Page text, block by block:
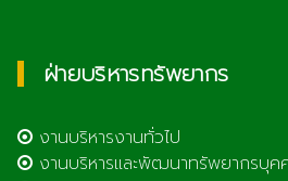
ฝ่ายบริหารทรัพยากร
งานบริหารงานทั่วไป
งานบริหารและพัฒนาทรัพยากรบุค